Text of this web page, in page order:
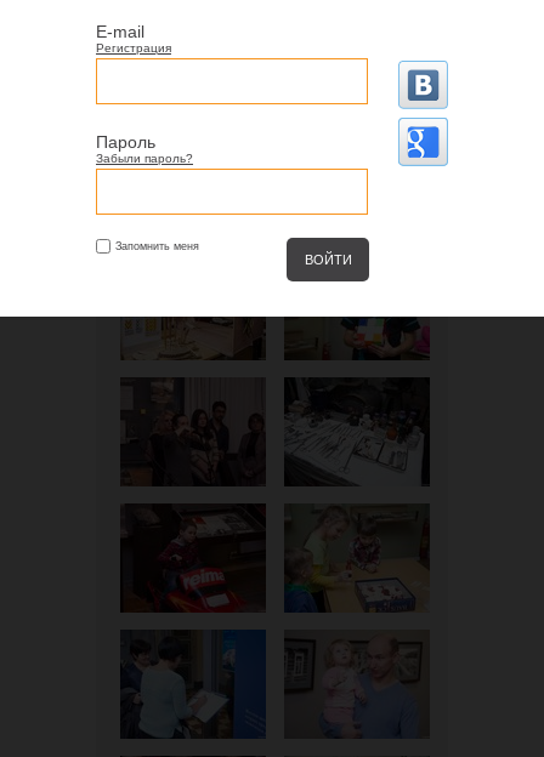
E-mail
Регистрация
Пароль
Забыли пароль?
Запомнить меня